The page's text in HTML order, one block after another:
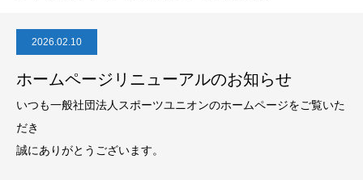
2026.02.10
ホームページリニューアルのお知らせ
いつも一般社団法人スポーツユニオンのホームページをご覧いた
だき
誠にありがとうございます。